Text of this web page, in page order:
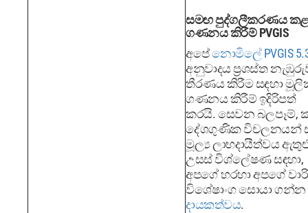
සමඟ පුද්ගලීකරණය
ගණනය කිරීම් PVGIS
අපේනොමිලේ PVGIS
අනුවාදය ප්‍රශස්ත
තීරණය කිරීම සඳහා
ගණනය කිරීම් ඉදිරිපත්
කරයි. සෙවන බලපෑම්,
දේශගුණික විචලනයන්
මූල්‍ය ලාභදායීත්වය
උසස් විශ්ලේෂණ සඳහා,
අපගේ හරහා අපගේ
විශේෂාංග සොයා ගන්න
දායකත්වය.